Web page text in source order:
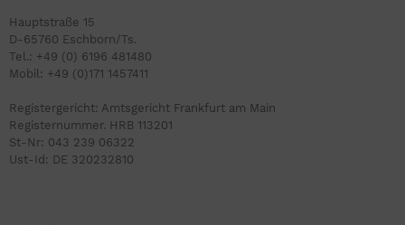
Hauptstraße 15
D-65760 Eschborn/Ts.
Tel.: +49 (0) 6196 481480
Mobil: +49 (0)171 1457411
Registergericht: Amtsgericht Frankfurt am Main
Registernummer. HRB 113201
St-Nr: 043 239 06322
Ust-Id: DE 320232810